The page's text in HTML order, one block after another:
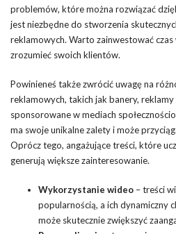
problemów, które można rozwiązać
jest niezbędne do stworzenia
reklamowych. Warto zainwestować
zrozumieć swoich klientów.
Powinieneś także zwrócić uwagę na
reklamowych, takich jak banery,
sponsorowane w mediach
ma swoje unikalne zalety i może
Oprócz tego, angażujące treści, które
generują większe zainteresowanie.
Wykorzystanie wideo – treści
popularnością, a ich dynamiczny
może skutecznie zwiększyć